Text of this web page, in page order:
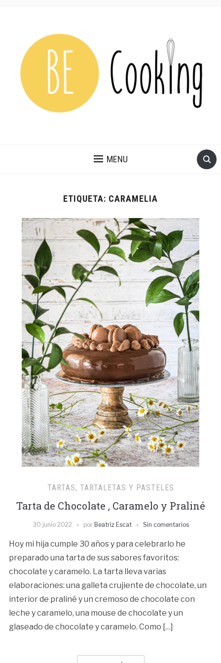
MENU
ETIQUETA: CARAMELIA
TARTAS, TARTALETAS Y PASTELES
Tarta de Chocolate , Caramelo y Praliné
30 junio 2022 por Beatriz Escat Sin comentarios
Hoy mi hija cumple 30 años y para celebrarlo he
preparado una tarta de sus sabores favoritos:
chocolate y caramelo. La tarta lleva varias
elaboraciones: una galleta crujiente de chocolate, un
interior de praliné y un cremoso de chocolate con
leche y caramelo, una mouse de chocolate y un
glaseado de chocolate y caramelo. Como […]